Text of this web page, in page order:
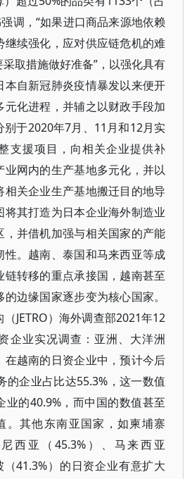
调，“如果进口商品来源地依赖
继续强化，应对供应链危机的难
取措施做好准备”，以强化具有
本自新冠肺炎疫情暴发以来便开
化进程，并辅之以财政手段加
别于2020年7月、11月和12月实
支援项目，向相关企业提供补
业网内的生产基地多元化，并以
关企业生产基地搬迁目的地导
将其打造为日本企业海外制造业
，并借机加强与相关国家的产能
性。越南、泰国和马来西亚等成
链转移的重点承接国，越南甚至
边缘国家逐步变为核心国家。
JETRO）海外调查部2021年12
企业实况调查：亚洲、大洋洲
在越南的日资企业中，预计今后
的企业占比达55.3%，这一数值
业的40.9%，而中国的数值甚至
。其他东南亚国家，如柬埔寨
尼西亚（45.3%）、马来西亚
（41.3%）的日资企业有意扩大